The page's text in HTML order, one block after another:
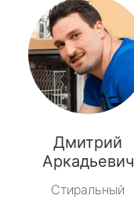
Дмитрий
Аркадьевич
Стиральный